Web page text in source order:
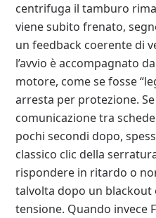
centrifuga il tamburo
viene subito frenato,
un feedback coerente di
l’avvio è accompagnato
motore, come se fosse
arresta per protezione.
comunicazione tra
pochi secondi dopo,
classico clic della
rispondere in ritardo o
talvolta dopo un blackout
tensione. Quando invece